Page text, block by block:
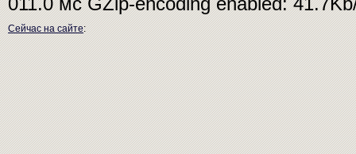
Сейчас на сайте: